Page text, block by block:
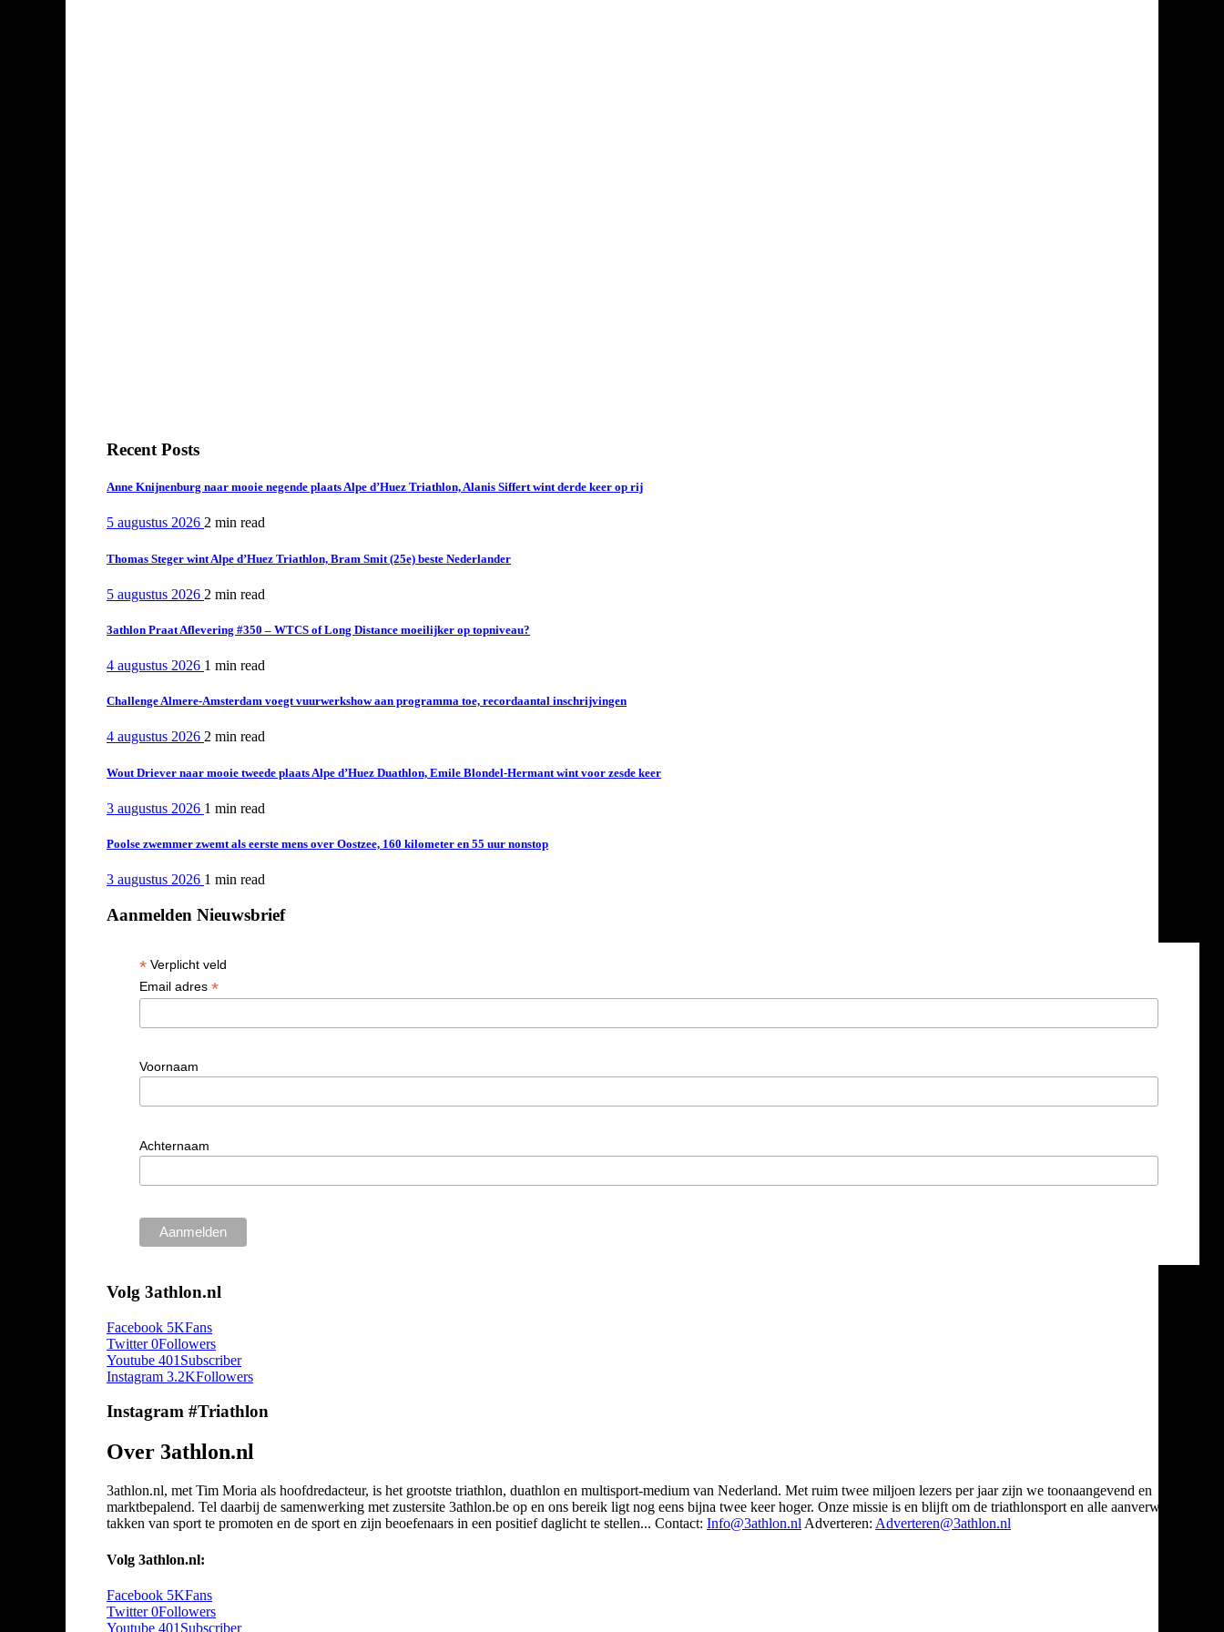
Recent Posts
Anne Knijnenburg naar mooie negende plaats Alpe d’Huez Triathlon, Alanis Siffert wint derde keer op rij
5 augustus 2026 2 min read
Thomas Steger wint Alpe d’Huez Triathlon, Bram Smit (25e) beste Nederlander
5 augustus 2026 2 min read
3athlon Praat Aflevering #350 – WTCS of Long Distance moeilijker op topniveau?
4 augustus 2026 1 min read
Challenge Almere-Amsterdam voegt vuurwerkshow aan programma toe, recordaantal inschrijvingen
4 augustus 2026 2 min read
Wout Driever naar mooie tweede plaats Alpe d’Huez Duathlon, Emile Blondel-Hermant wint voor zesde keer
3 augustus 2026 1 min read
Poolse zwemmer zwemt als eerste mens over Oostzee, 160 kilometer en 55 uur nonstop
3 augustus 2026 1 min read
Aanmelden Nieuwsbrief
* Verplicht veld
Email adres *
Voornaam
Achternaam
Volg 3athlon.nl
Facebook 5KFans
Twitter 0Followers
Youtube 401 Subscriber
Instagram 3.2KFollowers
Instagram #Triathlon
Over 3athlon.nl
3athlon.nl, met Tim Moria als hoofdredacteur, is het grootste triathlon, duathlon en multisport-medium van Nederland. Met ruim twee miljoen lezers per jaar zijn we toonaangevend en
marktbepalend. Tel daarbij de samenwerking met zustersite 3athlon.be op en ons bereik ligt nog eens bijna twee keer hoger. Onze missie is en blijft om de triathlonsport en alle aanverwante
takken van sport te promoten en de sport en zijn beoefenaars in een positief daglicht te stellen... Contact: Info@3athlon.nl Adverteren: Adverteren@3athlon.nl
Volg 3athlon.nl:
Facebook 5KFans
Twitter 0Followers
Youtube 401 Subscriber